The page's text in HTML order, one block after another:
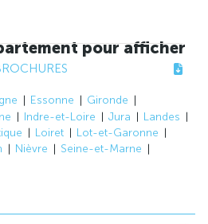
pour afficher
Essonne
Gironde
Indre-et-Loire Jura
Landes
Loiret
Lot-et-Garonne
Nièvre
Seine-et-Marne